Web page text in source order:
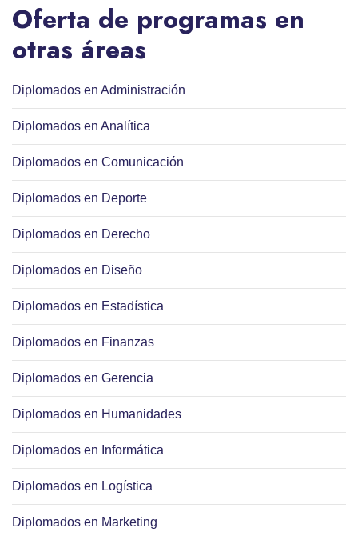
Oferta de programas en
otras áreas
Diplomados en Administración
Diplomados en Analítica
Diplomados en Comunicación
Diplomados en Deporte
Diplomados en Derecho
Diplomados en Diseño
Diplomados en Estadística
Diplomados en Finanzas
Diplomados en Gerencia
Diplomados en Humanidades
Diplomados en Informática
Diplomados en Logística
Diplomados en Marketing